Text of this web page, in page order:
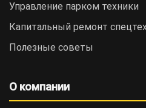
Управление парком техники
Капитальный ремонт
Полезные советы
О компании